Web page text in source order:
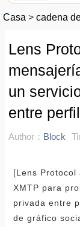
Casa > cadena
Lens
un
entre
Author： Block
[Lens Protocol
XMTP para
privada entre
de gráfico